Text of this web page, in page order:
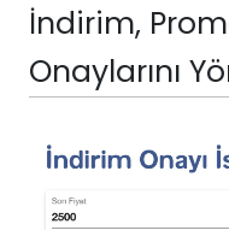
İndirim,
Onaylarını